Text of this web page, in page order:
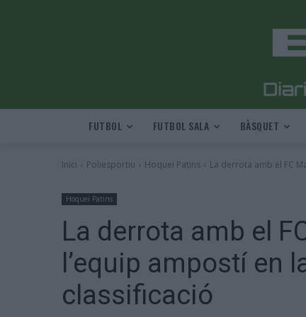
FUTBOL FUTBOL SALA BÀSQUET
Inici Poliesportiu Hoquei Patins La derrota amb el FC
Hoquei Patins
La derrota amb el
l’equip ampostí en
classificació